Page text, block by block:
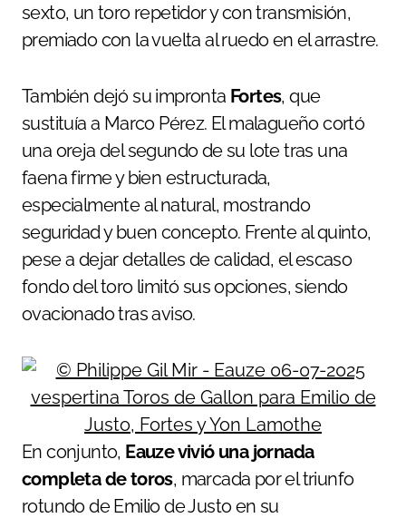
sexto, un toro repetidor y con transmisión,
premiado con la vuelta al ruedo en el arrastre.
También dejó su impronta Fortes, que
sustituía a Marco Pérez. El malagueño cortó
una oreja del segundo de su lote tras una
faena firme y bien estructurada,
especialmente al natural, mostrando
seguridad y buen concepto. Frente al quinto,
pese a dejar detalles de calidad, el escaso
fondo del toro limitó sus opciones, siendo
ovacionado tras aviso.
En conjunto, Eauze vivió una jornada
completa de toros, marcada por el triunfo
rotundo de Emilio de Justo en su